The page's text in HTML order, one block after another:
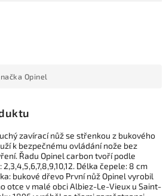
Opinel
zavírací nůž se střenkou z bukového
k bezpečnému ovládání nože bez
Řadu Opinel carbon tvoří podle
Délka čepele: 8 cm
bukové dřevo První nůž Opinel vyrobil
otce v malé obci Albiez-Le-Vieux u Saint-